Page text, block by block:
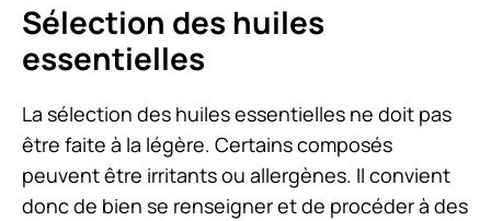
Sélection des huiles
essentielles
La sélection des huiles essentielles ne doit pas
être faite à la légère. Certains composés
peuvent être irritants ou allergènes. Il convient
donc de bien se renseigner et de procéder à des